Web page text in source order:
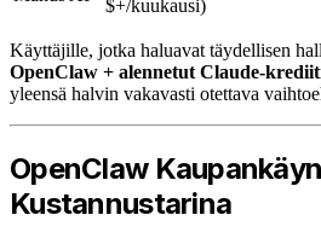
$+/kuukausi)
Käyttäjille, jotka haluavat täydellisen
OpenClaw + alennetut Claude-
yleensä halvin vakavasti otettava
OpenClaw
Kustannustarina